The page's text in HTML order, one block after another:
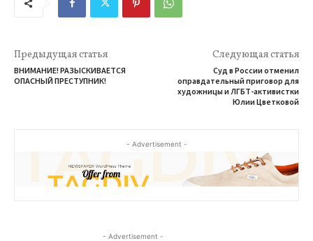
Предыдущая статья
ВНИМАНИЕ! РАЗЫСКИВАЕТСЯ
ОПАСНЫЙ ПРЕСТУПНИК!
Следующая статья
Суд в России отменил
оправдательный приговор для
художницы и ЛГБТ-активистки
Юлии Цветковой
- Advertisement -
- Advertisement -